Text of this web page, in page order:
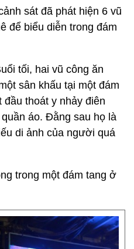
sát đã phát hiện 6 vũ
để biểu diễn trong đám
tối, hai vũ công ăn
sân khấu tại một đám
đầu thoát y nhảy điên
áo. Đằng sau họ là
di ảnh của người quá
trong một đám tang ở